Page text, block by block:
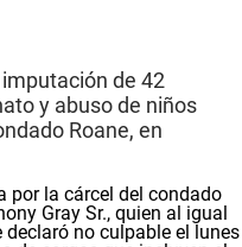
de 42
y abuso de niños
Roane, en